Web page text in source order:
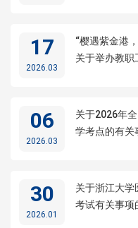
17
2026.03
“樱遇紫金港
关于举办教职
06
2026.03
关于2026年
学考点的有关
30
2026.01
关于浙江大
考试有关事项